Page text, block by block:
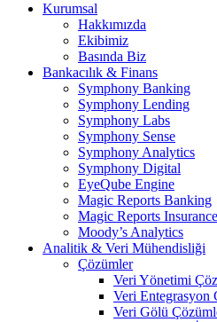
Kurumsal
Hakkımızda
Ekibimiz
Basında Biz
Bankacılık & Finans
Symphony Banking
Symphony Lending
Symphony Labs
Symphony Sense
Symphony Analytics
Symphony Digital
EyeQube Engine
Magic Reports Banking
Magic Reports Insurance
Moody’s Analytics
Analitik & Veri Mühendisliği
Çözümler
Veri Yönetimi
Veri Entegrasyon
Veri Gölü